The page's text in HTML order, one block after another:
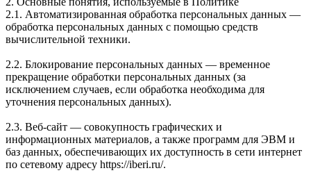
2.1. Автоматизированная обработка персональных данных —
обработка персональных данных с помощью средств
вычислительной техники.
2.2. Блокирование персональных данных — временное
прекращение обработки персональных данных (за
исключением случаев, если обработка необходима для
уточнения персональных данных).
2.3. Веб-сайт — совокупность графических и
информационных материалов, а также программ для ЭВМ и
баз данных, обеспечивающих их доступность в сети интернет
по сетевому адресу https://iberi.ru/.